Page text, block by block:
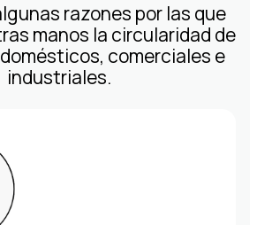
ES EN
razones por las que
manos la circularidad de
comerciales e
industriales.